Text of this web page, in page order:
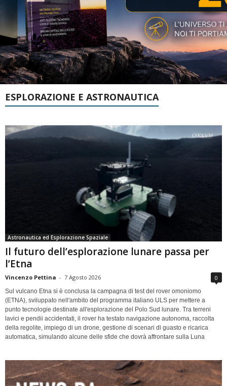
ESPLORAZIONE E ASTRONAUTICA
Astronautica ed Esplorazione Spaziale
Il futuro dell’esplorazione lunare passa per
l’Etna
Vincenzo Pettina - 7 Agosto 2026 0
Sul vulcano Etna si è conclusa la campagna di test del rover omoniomo
(ETNA), sviluppato nell'ambito del programma italiano ULS per mettere a
punto tecnologie destinate all'esplorazione del Polo Sud lunare. Tra terreni
lavici e pendii accidentati, il rover ha testato navigazione autonoma, raccolta
della regolite, impiego di un drone, gestione di scenari di guasto e ricarica
automatica, simulando alcune delle sfide che dovrà affrontare sulla Luna